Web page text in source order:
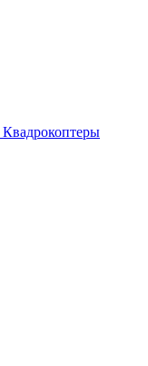
Квадрокоптеры